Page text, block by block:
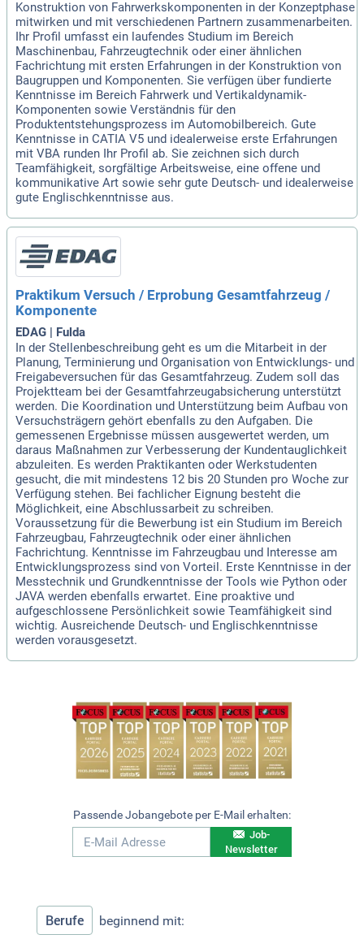
Konstruktion von Fahrwerkskomponenten in der Konzeptphase
mitwirken und mit verschiedenen Partnern zusammenarbeiten.
Ihr Profil umfasst ein laufendes Studium im Bereich
Maschinenbau, Fahrzeugtechnik oder einer ähnlichen
Fachrichtung mit ersten Erfahrungen in der Konstruktion von
Baugruppen und Komponenten. Sie verfügen über fundierte
Kenntnisse im Bereich Fahrwerk und Vertikaldynamik-
Komponenten sowie Verständnis für den
Produktentstehungsprozess im Automobilbereich. Gute
Kenntnisse in CATIA V5 und idealerweise erste Erfahrungen
mit VBA runden Ihr Profil ab. Sie zeichnen sich durch
Teamfähigkeit, sorgfältige Arbeitsweise, eine offene und
kommunikative Art sowie sehr gute Deutsch- und idealerweise
gute Englischkenntnisse aus.
Praktikum Versuch / Erprobung Gesamtfahrzeug /
Komponente
EDAG | Fulda
In der Stellenbeschreibung geht es um die Mitarbeit in der
Planung, Terminierung und Organisation von Entwicklungs- und
Freigabeversuchen für das Gesamtfahrzeug. Zudem soll das
Projektteam bei der Gesamtfahrzeugabsicherung unterstützt
werden. Die Koordination und Unterstützung beim Aufbau von
Versuchsträgern gehört ebenfalls zu den Aufgaben. Die
gemessenen Ergebnisse müssen ausgewertet werden, um
daraus Maßnahmen zur Verbesserung der Kundentauglichkeit
abzuleiten. Es werden Praktikanten oder Werkstudenten
gesucht, die mit mindestens 12 bis 20 Stunden pro Woche zur
Verfügung stehen. Bei fachlicher Eignung besteht die
Möglichkeit, eine Abschlussarbeit zu schreiben.
Voraussetzung für die Bewerbung ist ein Studium im Bereich
Fahrzeugbau, Fahrzeugtechnik oder einer ähnlichen
Fachrichtung. Kenntnisse im Fahrzeugbau und Interesse am
Entwicklungsprozess sind von Vorteil. Erste Kenntnisse in der
Messtechnik und Grundkenntnisse der Tools wie Python oder
JAVA werden ebenfalls erwartet. Eine proaktive und
aufgeschlossene Persönlichkeit sowie Teamfähigkeit sind
wichtig. Ausreichende Deutsch- und Englischkenntnisse
werden vorausgesetzt.
Passende Jobangebote per E-Mail erhalten:
Job-
Newsletter
Berufe beginnend mit: